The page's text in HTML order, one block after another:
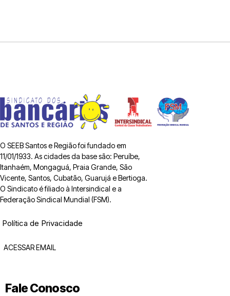
O SEEB Santos e Região foi fundado em
11/01/1933. As cidades da base são: Peruíbe,
Itanhaém, Mongaguá, Praia Grande, São
Vicente, Santos, Cubatão, Guarujá e Bertioga.
O Sindicato é filiado à Intersindical e a
Federação Sindical Mundial (FSM).
Política de Privacidade
ACESSAR EMAIL
Fale Conosco